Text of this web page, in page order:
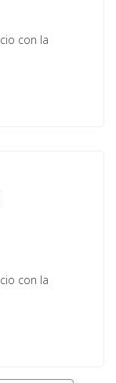
con la
con la